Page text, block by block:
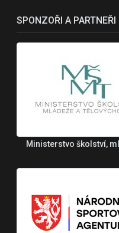
SPONZOŘI A PARTNEŘI
Ministerstvo školství,